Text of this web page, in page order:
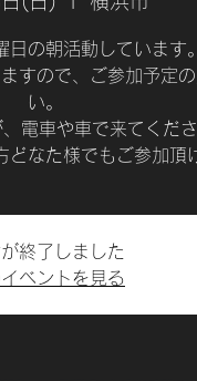
日の朝活動しています。
すので、ご参加予定
い。
電車や車で来てくだ
どなた様でもご参加頂
終了しました
ベントを見る